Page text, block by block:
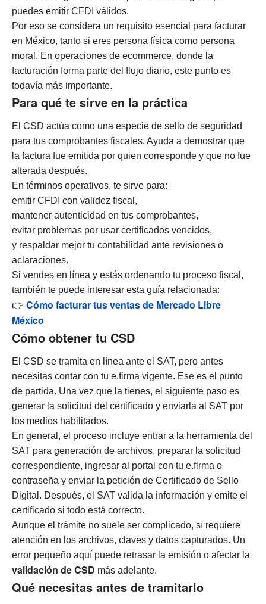
puedes emitir CFDI válidos.
Por eso se considera un requisito esencial para facturar
en México, tanto si eres persona física como persona
moral. En operaciones de ecommerce, donde la
facturación forma parte del flujo diario, este punto es
todavía más importante.
Para qué te sirve en la práctica
El CSD actúa como una especie de sello de seguridad
para tus comprobantes fiscales. Ayuda a demostrar que
la factura fue emitida por quien corresponde y que no fue
alterada después.
En términos operativos, te sirve para:
emitir CFDI con validez fiscal,
mantener autenticidad en tus comprobantes,
evitar problemas por usar certificados vencidos,
y respaldar mejor tu contabilidad ante revisiones o
aclaraciones.
Si vendes en línea y estás ordenando tu proceso fiscal,
también te puede interesar esta guía relacionada:
👉 Cómo facturar tus ventas de Mercado Libre
México
Cómo obtener tu CSD
El CSD se tramita en línea ante el SAT, pero antes
necesitas contar con tu e.firma vigente. Ese es el punto
de partida. Una vez que la tienes, el siguiente paso es
generar la solicitud del certificado y enviarla al SAT por
los medios habilitados.
En general, el proceso incluye entrar a la herramienta del
SAT para generación de archivos, preparar la solicitud
correspondiente, ingresar al portal con tu e.firma o
contraseña y enviar la petición de Certificado de Sello
Digital. Después, el SAT valida la información y emite el
certificado si todo está correcto.
Aunque el trámite no suele ser complicado, sí requiere
atención en los archivos, claves y datos capturados. Un
error pequeño aquí puede retrasar la emisión o afectar la
validación de CSD más adelante.
Qué necesitas antes de tramitarlo